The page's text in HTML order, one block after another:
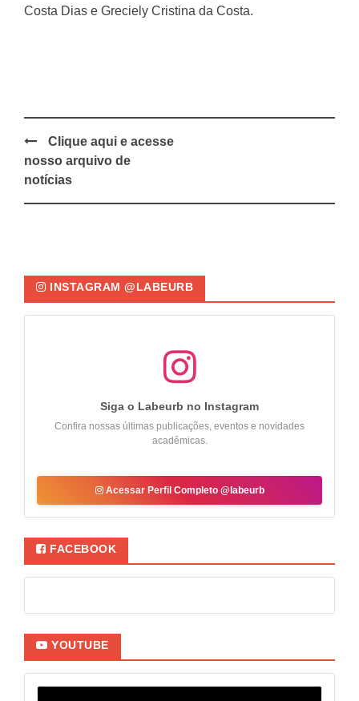
Costa Dias e Greciely Cristina da Costa.
Post
navigation
Clique aqui e acesse
nosso arquivo de
notícias
INSTAGRAM @LABEURB
Siga o Labeurb no Instagram
Confira nossas últimas publicações, eventos e novidades
acadêmicas.
Acessar Perfil Completo @labeurb
FACEBOOK
YOUTUBE